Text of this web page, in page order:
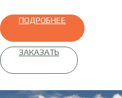
ПОДРОБНЕЕ
ЗАКАЗАТЬ